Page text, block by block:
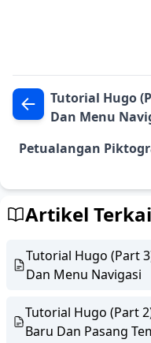
Tutorial Hugo
Dan Menu
Petualangan
Artikel
Tutorial Hugo (Part
Dan Menu Navigasi
Tutorial Hugo (Part
Baru Dan Pasang